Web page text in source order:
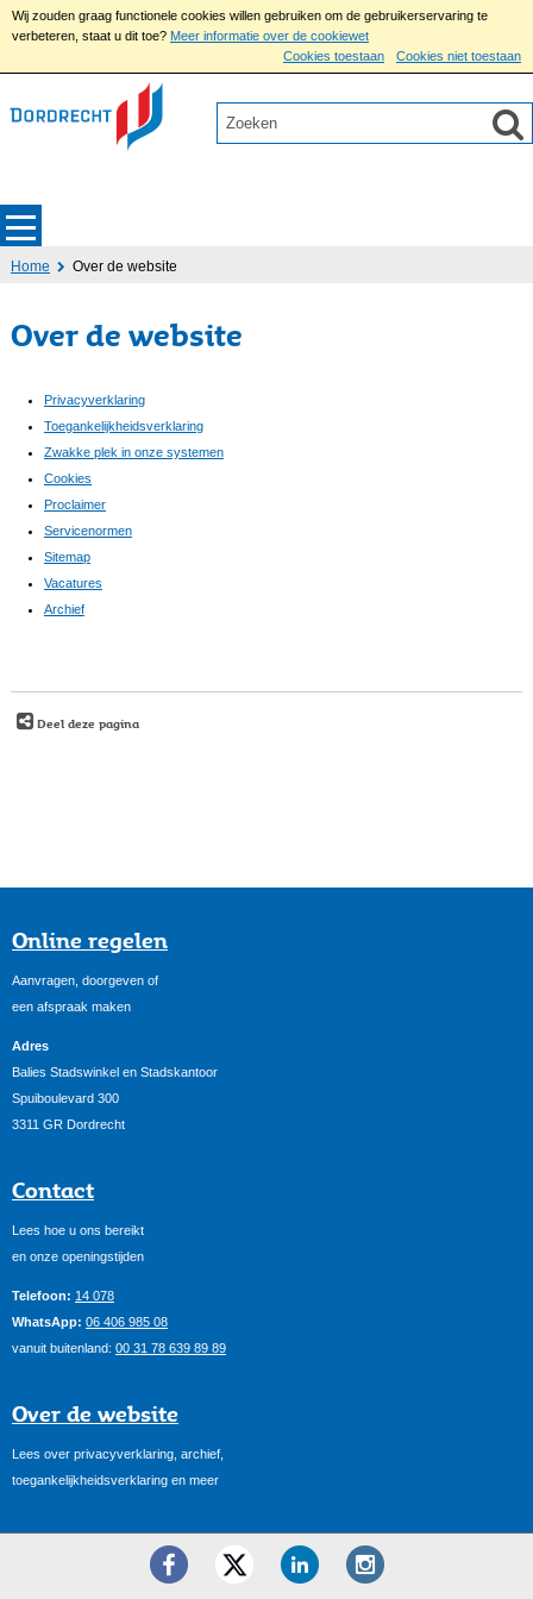
Wij zouden graag functionele cookies willen gebruiken om de gebruikerservaring te
verbeteren, staat u dit toe? Meer informatie over de cookiewet
Cookies toestaan
Cookies niet toestaan
Home Over de website
Over de website
Privacyverklaring
Toegankelijkheidsverklaring
Zwakke plek in onze systemen
Cookies
Proclaimer
Servicenormen
Sitemap
Vacatures
Archief
Deel deze pagina
Online regelen
Aanvragen, doorgeven of
een afspraak maken
Adres
Balies Stadswinkel en Stadskantoor
Spuiboulevard 300
3311 GR Dordrecht
Contact
Lees hoe u ons bereikt
en onze openingstijden
Telefoon: 14 078
WhatsApp: 06 406 985 08
vanuit buitenland: 00 31 78 639 89 89
Over de website
Lees over privacyverklaring, archief,
toegankelijkheidsverklaring en meer